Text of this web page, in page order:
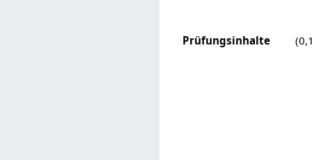
Prüfungsinhalte